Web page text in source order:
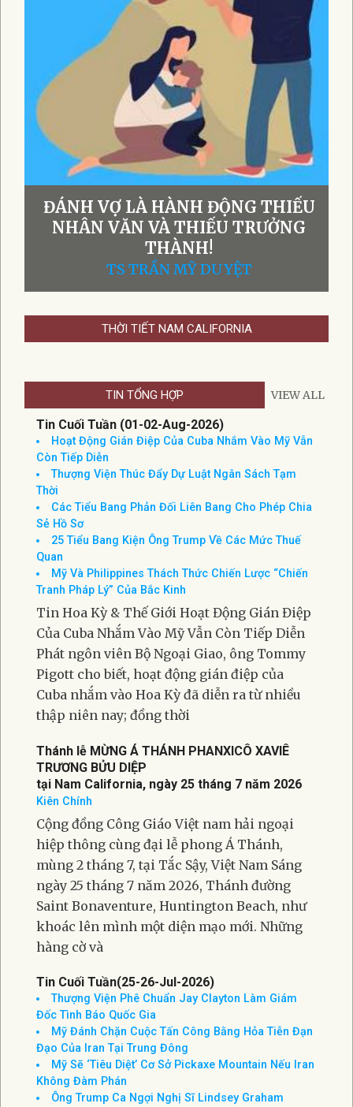
ĐÁNH VỢ LÀ HÀNH ĐỘNG THIẾU
NHÂN VĂN VÀ THIẾU TRƯỞNG
THÀNH!
TS TRẦN MỸ DUYỆT
THỜI TIẾT NAM CALIFORNIA
TIN TỔNG HỢP VIEW ALL
Tin Cuối Tuần (01-02-Aug-2026)
Hoạt Động Gián Điệp Của Cuba Nhắm Vào Mỹ Vẫn
Còn Tiếp Diễn
Thượng Viện Thúc Đẩy Dự Luật Ngân Sách Tạm
Thời
Các Tiểu Bang Phản Đối Liên Bang Cho Phép Chia
Sẻ Hồ Sơ
25 Tiểu Bang Kiện Ông Trump Về Các Mức Thuế
Quan
Mỹ Và Philippines Thách Thức Chiến Lược “Chiến
Tranh Pháp Lý” Của Bắc Kinh
Tin Hoa Kỳ & Thế Giới Hoạt Động Gián Điệp
Của Cuba Nhắm Vào Mỹ Vẫn Còn Tiếp Diễn
Phát ngôn viên Bộ Ngoại Giao, ông Tommy
Pigott cho biết, hoạt động gián điệp của
Cuba nhắm vào Hoa Kỳ đã diễn ra từ nhiều
thập niên nay; đồng thời
Thánh lễ MỪNG Á THÁNH PHANXICÔ XAVIÊ
TRƯƠNG BỬU DIỆP
tại Nam California, ngày 25 tháng 7 năm 2026
Kiên Chính
Cộng đồng Công Giáo Việt nam hải ngoại
hiệp thông cùng đại lễ phong Á Thánh,
mùng 2 tháng 7, tại Tắc Sậy, Việt Nam Sáng
ngày 25 tháng 7 năm 2026, Thánh đường
Saint Bonaventure, Huntington Beach, như
khoác lên mình một diện mạo mới. Những
hàng cờ và
Tin Cuối Tuần(25-26-Jul-2026)
Thượng Viện Phê Chuẩn Jay Clayton Làm Giám
Đốc Tình Báo Quốc Gia
Mỹ Đánh Chặn Cuộc Tấn Công Bằng Hỏa Tiễn Đạn
Đạo Của Iran Tại Trung Đông
Mỹ Sẽ ‘Tiêu Diệt’ Cơ Sở Pickaxe Mountain Nếu Iran
Không Đàm Phán
Ông Trump Ca Ngợi Nghị Sĩ Lindsey Graham